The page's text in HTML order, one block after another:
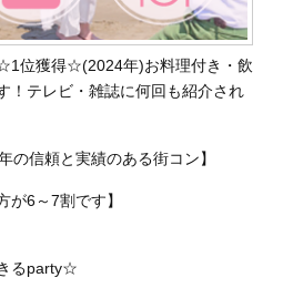
位獲得☆(2024年)お料理付き・飲
！テレビ・雑誌に何回も紹介され
信頼と実績のある街コン】
が6～7割です】
るparty☆